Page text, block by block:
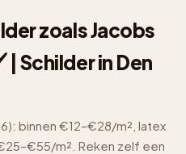
zoals Jacobs
Schilder in Den
binnen €12–€28/m², latex
m². Reken zelf een